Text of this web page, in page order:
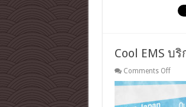
ปล่อ
จาก
ตูด
ผม
ได้
ฮับ!
Cool EMS
Comments Offon
EMS
บริก